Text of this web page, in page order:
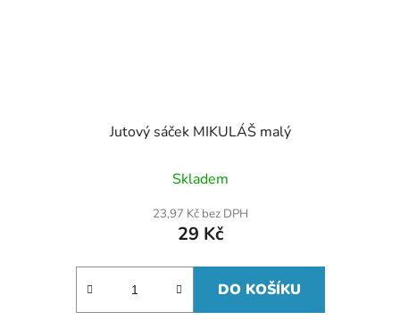
Jutový sáček MIKULÁŠ malý
Skladem
23,97 Kč bez DPH
29 Kč
DO KOŠÍKU